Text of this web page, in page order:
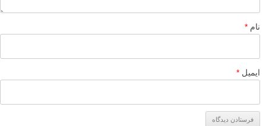
نام *
ایمیل *